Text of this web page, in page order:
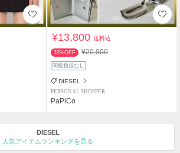
¥13,800送料込
33%OFF ¥20,900
関税負担なし
DIESEL
PERSONAL SHOPPER
PaPiCo
DIESEL
人気アイテムランキングを見る